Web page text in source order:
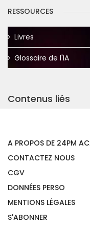
RESSOURCES
Livres
Glossaire de l'IA
Contenus liés
A PROPOS DE 24PM
CONTACTEZ NOUS
CGV
DONNÉES PERSO
MENTIONS LÉGALES
S'ABONNER